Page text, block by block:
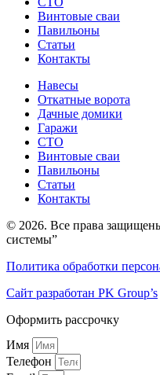
Винтовые сваи
Павильоны
Статьи
Контакты
Навесы
Откатные ворота
Дачные домики
Гаражи
СТО
Винтовые сваи
Павильоны
Статьи
Контакты
© 2026. Все права
системы”
Политика обработки
Сайт разработан PK Group’s
Оформить рассрочку
Имя
Телефон